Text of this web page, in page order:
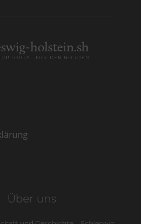
holstein.sh
FÜR DEN NORDEN
Über uns